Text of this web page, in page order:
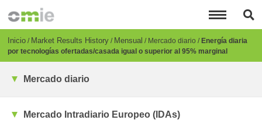
principal
Breadcrumb
Inicio Market Results History Mensual Mercado diario Energía diaria
por tecnologías ofertadas/casada igual o superior al 95% marginal
Mercado diario
Mercado Intradiario Europeo (IDAs)